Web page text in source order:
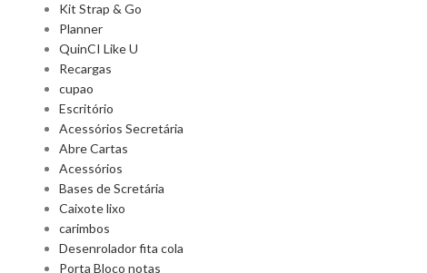
Kit Strap & Go
Planner
QuinCI Like U
Recargas
cupao
Escritório
Acessórios Secretária
Abre Cartas
Acessórios
Bases de Scretária
Caixote lixo
carimbos
Desenrolador fita cola
Porta Bloco notas